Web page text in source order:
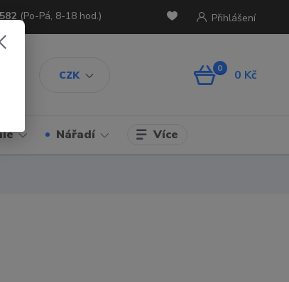
CZK
Přihlášení
(Po-Pá, 8-18 hod.)
0 0 Kč
Nářadí Více